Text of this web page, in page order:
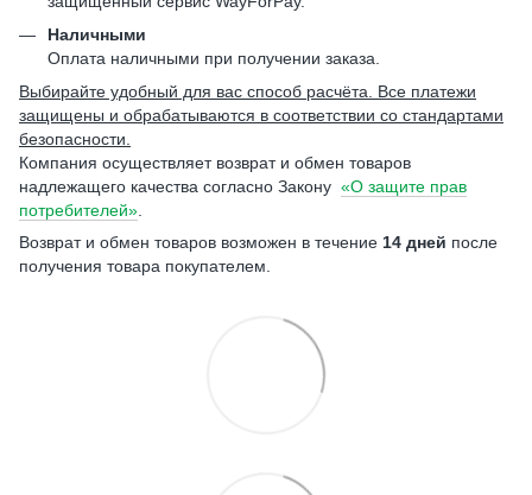
Наличными
Оплата наличными при получении заказа.
Выбирайте удобный для вас способ расчёта. Все платежи
защищены и обрабатываются в соответствии со стандартами
безопасности.
Компания осуществляет возврат и обмен товаров
надлежащего качества согласно Закону «О защите прав
потребителей».
Возврат и обмен товаров возможен в течение 14 дней после
получения товара покупателем.